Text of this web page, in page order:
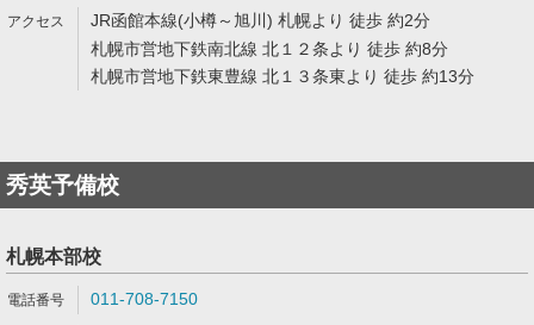
JR函館本線(小樽～旭川) 札幌より 徒歩 約2分
札幌市営地下鉄南北線 北１２条より 徒歩 約8分
札幌市営地下鉄東豊線 北１３条東より 徒歩 約13分
秀英予備校
札幌本部校
011-708-7150